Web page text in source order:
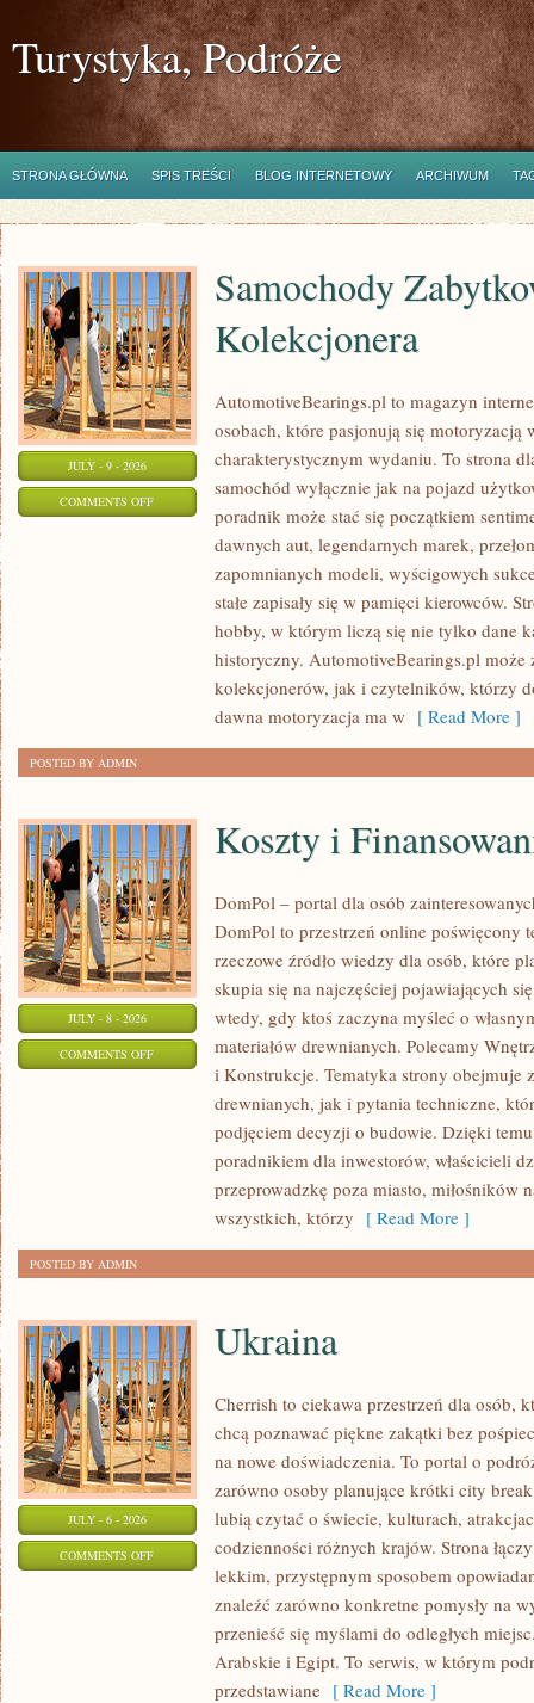
Turystyka, Podróże
STRONA GŁÓWNA SPIS TREŚCI BLOG INTERNETOWY ARCHIWUM
JULY - 9 - 2026
COMMENTS OFFON
SAMOCHODY
Samochody
Kolekcjonera
AutomotiveBearings.pl to magazyn
osobach, które pasjonują się motoryzacją
charakterystycznym wydaniu. To strona
samochód wyłącznie jak na pojazd
poradnik może stać się początkiem
dawnych aut, legendarnych marek,
zapomnianych modeli, wyścigowych
stałe zapisały się w pamięci kierowców.
hobby, w którym liczą się nie tylko dane
historyczny. AutomotiveBearings.pl może
kolekcjonerów, jak i czytelników, którzy
dawna motoryzacja ma w [ Read More ]
POSTED BY ADMIN
JULY - 8 - 2026
COMMENTS OFFON
FINANSOWANIE
Koszty i
DomPol – portal dla osób
DomPol to przestrzeń online poświęcony
rzeczowe źródło wiedzy dla osób, które
skupia się na najczęściej pojawiających
wtedy, gdy ktoś zaczyna myśleć o
materiałów drewnianych. Polecamy
i Konstrukcje. Tematyka strony obejmuje
drewnianych, jak i pytania techniczne,
podjęciem decyzji o budowie. Dzięki
poradnikiem dla inwestorów, właścicieli
przeprowadzkę poza miasto, miłośników
wszystkich, którzy [ Read More ]
POSTED BY ADMIN
JULY - 6 - 2026
COMMENTS OFFON
Ukraina
Cherrish to ciekawa przestrzeń dla osób,
chcą poznawać piękne zakątki bez
na nowe doświadczenia. To portal o
zarówno osoby planujące krótki city
lubią czytać o świecie, kulturach,
codzienności różnych krajów. Strona
lekkim, przystępnym sposobem
znaleźć zarówno konkretne pomysły na
przenieść się myślami do odległych
Arabskie i Egipt. To serwis, w którym
przedstawiane [ Read More ]